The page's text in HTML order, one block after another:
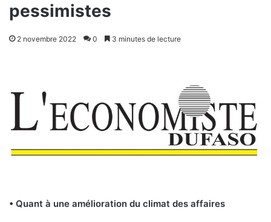
pessimistes
2 novembre 2022 0 3 minutes de lecture
• Quant à une amélioration du climat des affaires